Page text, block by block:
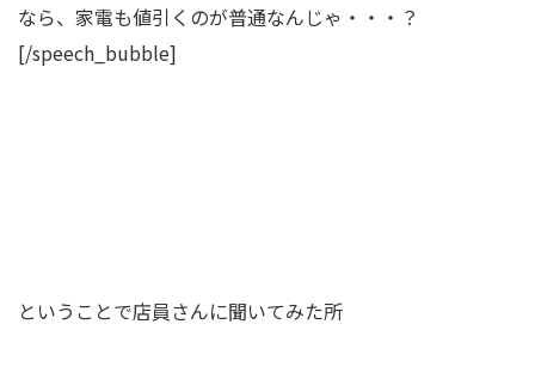
なら、家電も値引くのが普通なんじゃ・・・？
[/speech_bubble]
ということで店員さんに聞いてみた所